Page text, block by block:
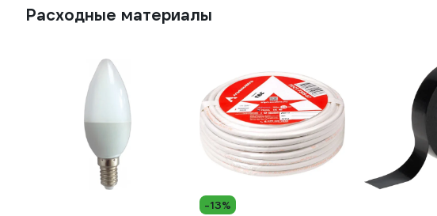
Расходные материалы
-13%